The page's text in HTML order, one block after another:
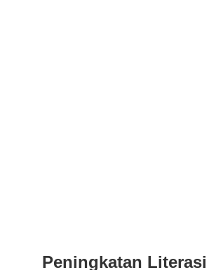
Peningkatan Literasi